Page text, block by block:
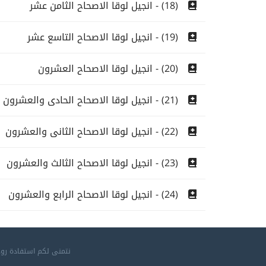
(18) - انجيل لوقا الاصحاح الثامن عشر
(19) - انجيل لوقا الاصحاح التاسع عشر
(20) - انجيل لوقا الاصحاح العشرون
(21) - انجيل لوقا الاصحاح الحادى والعشرون
(22) - انجيل لوقا الاصحاح الثانى والعشرون
(23) - انجيل لوقا الاصحاح الثالث والعشرون
(24) - انجيل لوقا الاصحاح الرابع والعشرون
نتمنى لكم استفادة